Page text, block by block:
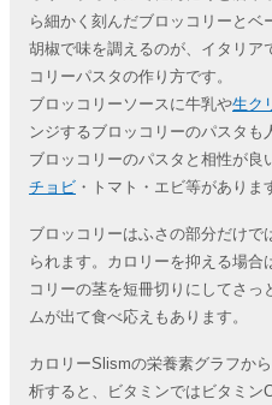
ら細かく刻んだブロッコリーと
胡椒で味を調えるのが、イタリア
コリーパスタの作り方です。
ブロッコリーソースに牛乳や生ク
ンジするブロッコリーのパスタも
ブロッコリーのパスタと相性が良
チョビ ・トマト・エビ等がありま
ブロッコリーはふさの部分だけ
られます。カロリーを抑える場合
コリーの茎を短冊切りにしてさ
ムが出て食べ応えもあります。
カロリーSlismの栄養素グラフか
析すると、ビタミンではビタミン